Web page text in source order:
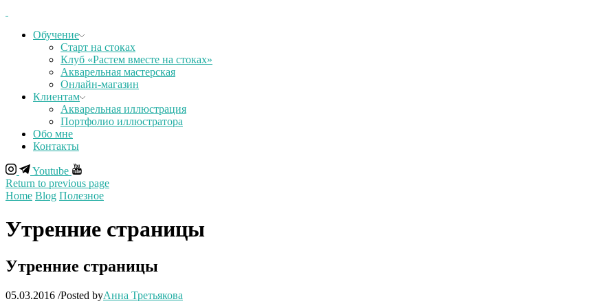
Обучение
Старт на стоках
Клуб «Растем вместе на стоках»
Акварельная мастерская
Онлайн-магазин
Клиентам
Акварельная иллюстрация
Портфолио иллюстратора
Обо мне
Контакты
Youtube
Return to previous page
Home Blog Полезное
Утренние страницы
Утренние страницы
05.03.2016 /Posted byАнна Третьякова